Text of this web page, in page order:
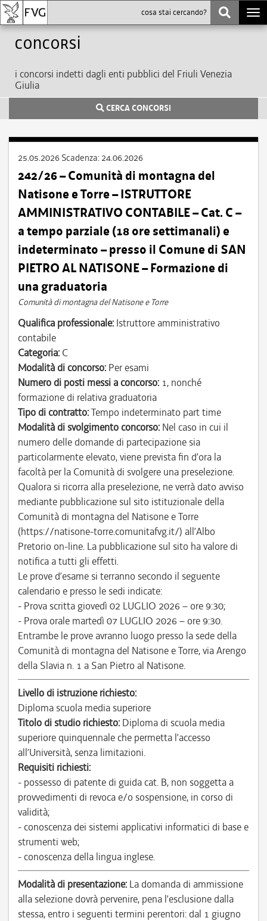
Concorsi
i concorsi indetti dagli enti pubblici del Friuli Venezia
Giulia
CERCA CONCORSI
25.05.2026 Scadenza: 24.06.2026
242/26 – Comunità di montagna del
Natisone e Torre – ISTRUTTORE
AMMINISTRATIVO CONTABILE – Cat. C –
a tempo parziale (18 ore settimanali) e
indeterminato – presso il Comune di SAN
PIETRO AL NATISONE – Formazione di
una graduatoria
Comunità di montagna del Natisone e Torre
Qualifica professionale: Istruttore amministrativo
contabile
Categoria: C
Modalità di concorso: Per esami
Numero di posti messi a concorso: 1, nonché
formazione di relativa graduatoria
Tipo di contratto:Tempo indeterminato part time
Modalità di svolgimento concorso: Nel caso in cui il
numero delle domande di partecipazione sia
particolarmente elevato, viene prevista fin d’ora la
facoltà per la Comunità di svolgere una preselezione.
Qualora si ricorra alla preselezione, ne verrà dato avviso
mediante pubblicazione sul sito istituzionale della
Comunità di montagna del Natisone e Torre
(https://natisone-torre.comunitafvg.it/) all’Albo
Pretorio on-line. La pubblicazione sul sito ha valore di
notifica a tutti gli effetti.
Le prove d’esame si terranno secondo il seguente
calendario e presso le sedi indicate:
- Prova scritta giovedì 02 LUGLIO 2026 – ore 9:30;
- Prova orale martedì 07 LUGLIO 2026 – ore 9:30.
Entrambe le prove avranno luogo presso la sede della
Comunità di montagna del Natisone e Torre, via Arengo
della Slavia n. 1 a San Pietro al Natisone.
Livello di istruzione richiesto:
Diploma scuola media superiore
Titolo di studio richiesto: Diploma di scuola media
superiore quinquennale che permetta l’accesso
all’Università, senza limitazioni.
Requisiti richiesti:
- possesso di patente di guida cat. B, non soggetta a
provvedimenti di revoca e/o sospensione, in corso di
validità;
- conoscenza dei sistemi applicativi informatici di base e
strumenti web;
- conoscenza della lingua inglese.
Modalità di presentazione: La domanda di ammissione
alla selezione dovrà pervenire, pena l’esclusione dalla
stessa, entro i seguenti termini perentori: dal 1 giugno